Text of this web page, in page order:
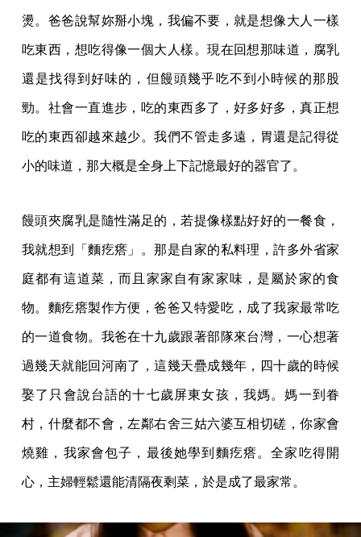
燙。爸爸說幫妳掰小塊，我偏不要，就是想像大人一樣
吃東西，想吃得像一個大人樣。現在回想那味道，腐乳
還是找得到好味的，但饅頭幾乎吃不到小時候的那股
勁。社會一直進步，吃的東西多了，好多好多，真正想
吃的東西卻越來越少。我們不管走多遠，胃還是記得從
小的味道，那大概是全身上下記憶最好的器官了。
饅頭夾腐乳是隨性滿足的，若提像樣點好好的一餐食，
我就想到「麵疙瘩」。那是自家的私料理，許多外省家
庭都有這道菜，而且家家自有家家味，是屬於家的食
物。麵疙瘩製作方便，爸爸又特愛吃，成了我家最常吃
的一道食物。我爸在十九歲跟著部隊來台灣，一心想著
過幾天就能回河南了，這幾天疊成幾年，四十歲的時候
娶了只會說台語的十七歲屏東女孩，我媽。媽一到眷
村，什麼都不會，左鄰右舍三姑六婆互相切磋，你家會
燒雞，我家會包子，最後她學到麵疙瘩。全家吃得開
心，主婦輕鬆還能清隔夜剩菜，於是成了最家常。